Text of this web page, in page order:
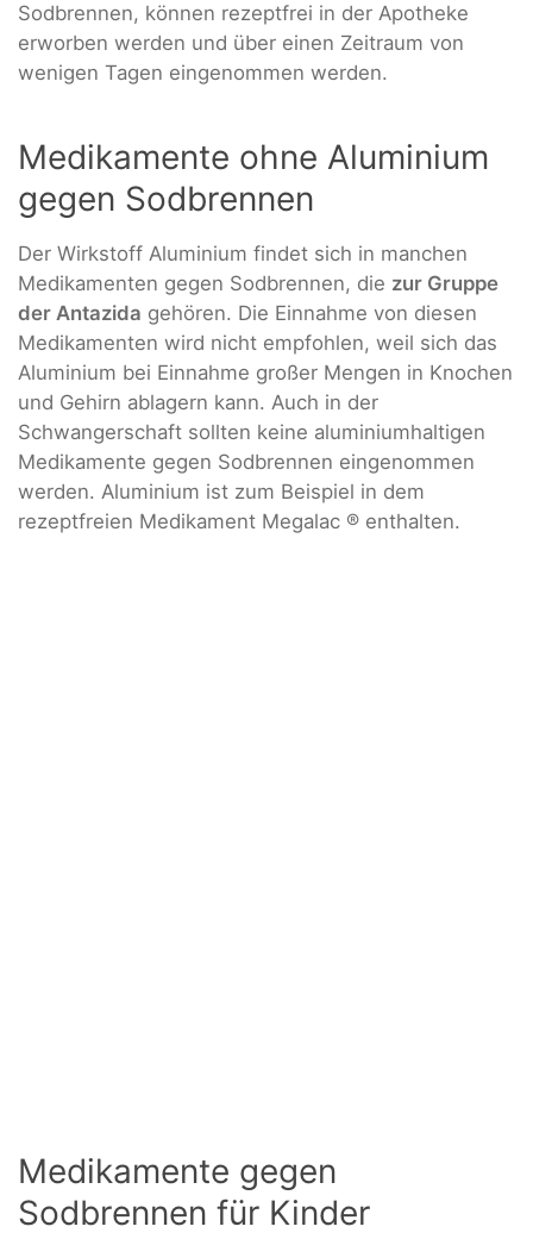
Sodbrennen, können rezeptfrei in der Apotheke
erworben werden und über einen Zeitraum von
wenigen Tagen eingenommen werden.
Medikamente ohne Aluminium
gegen Sodbrennen
Der Wirkstoff Aluminium findet sich in manchen
Medikamenten gegen Sodbrennen, die zur Gruppe
der Antazida gehören. Die Einnahme von diesen
Medikamenten wird nicht empfohlen, weil sich das
Aluminium bei Einnahme großer Mengen in Knochen
und Gehirn ablagern kann. Auch in der
Schwangerschaft sollten keine aluminiumhaltigen
Medikamente gegen Sodbrennen eingenommen
werden. Aluminium ist zum Beispiel in dem
rezeptfreien Medikament Megalac ® enthalten.
Medikamente gegen
Sodbrennen für Kinder